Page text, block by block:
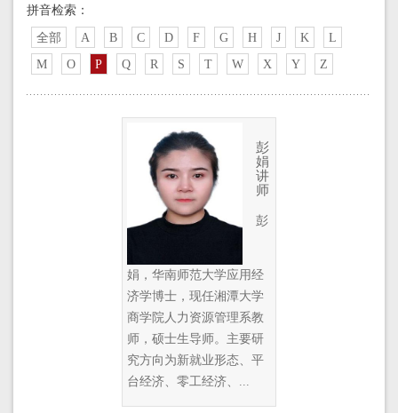
拼音检索：
全部 A B C D F G H J K
L
M
O P Q R S T W X Y Z
彭
娟
讲
师
彭
娟，华南师范大学应用经
济学博士，现任湘潭大学
商学院人力资源管理系教
师，硕士生导师。主要研
究方向为新就业形态、平
台经济、零工经济、...